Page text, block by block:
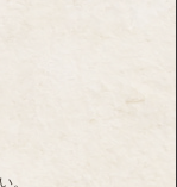
。